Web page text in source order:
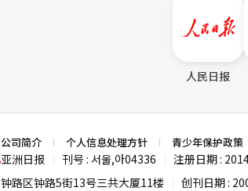
会已经形成一个越来越清晰的共识：校园里的仇恨表达，并
在政治极化、地区矛盾、性别对立以及网络社
网持续向年轻一代扩散。当公共舆论越来越依
养、历史认知和公共讨论能力，让他们能够理
间的边界。如何在保障表达自由的同时遏制仇
育乃至整个社会必须面对的一项长期课题。
人民日报
公司简介 个人信息处理方针 青少年保护政策
亚洲日报 刊号 : 서울,아04336 注册日期 :
钟路区钟路5街13号三共大厦11楼
创刊日期 :